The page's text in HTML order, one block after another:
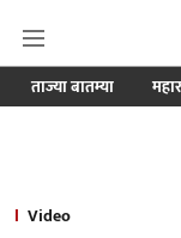
ताज्या बातम्या
Video